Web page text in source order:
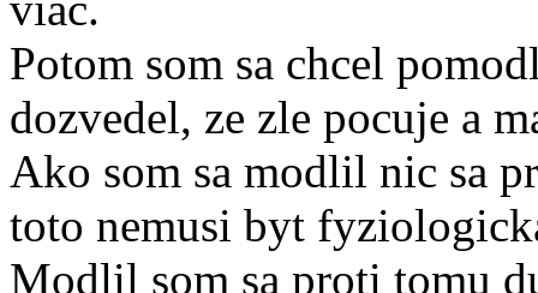
Potom som sa chcel
dozvedel, ze zle pocuje a
Ako som sa modlil nic sa
toto nemusi byt
Modlil som sa proti tomu